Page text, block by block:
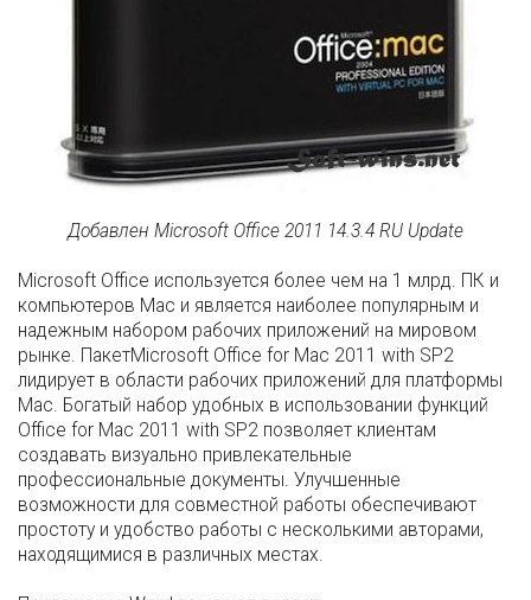
Добавлен Microsoft Office 2011 14.3.4 RU Update
Microsoft Office используется более чем на 1 млрд. ПК и
компьютеров Mac и является наиболее популярным и
надежным набором рабочих приложений на мировом
рынке. ПакетMicrosoft Office for Mac 2011 with SP2
лидирует в области рабочих приложений для платформы
Mac. Богатый набор удобных в использовании функций
Office for Mac 2011 with SP2 позволяет клиентам
создавать визуально привлекательные
профессиональные документы. Улучшенные
возможности для совместной работы обеспечивают
простоту и удобство работы с несколькими авторами,
находящимися в различных местах.